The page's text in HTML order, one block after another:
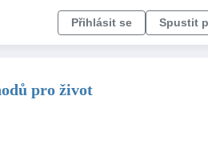
Přihlásit se Spustit
pro život